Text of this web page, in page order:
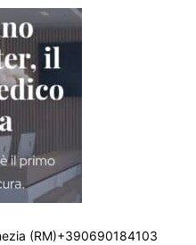
(RM)+390690184103